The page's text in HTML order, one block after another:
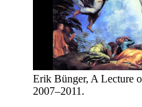
Erik Bünger, A Lecture
2007–2011.